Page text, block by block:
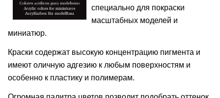
специально для покраски
масштабных моделей и
миниатюр.
Краски содержат высокую концентрацию пигмента и
имеют оличную адгезию к любым поверхностям и
особенно к пластику и полимерам.